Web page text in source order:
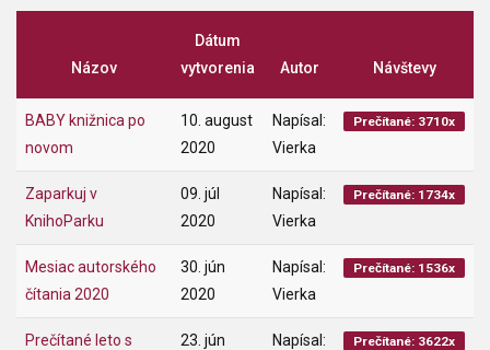
Názov
Dátum
vytvorenia
Autor Návštevy
BABY knižnica po
novom
10. august
2020
Napísal:
Vierka
Prečítané: 3710x
Zaparkuj v
KnihoParku
09. júl
2020
Napísal:
Vierka
Prečítané: 1734x
Mesiac autorského
čítania 2020
30. jún
2020
Napísal:
Vierka
Prečítané: 1536x
Prečítané leto s
23. jún
Napísal:
Prečítané: 3622x